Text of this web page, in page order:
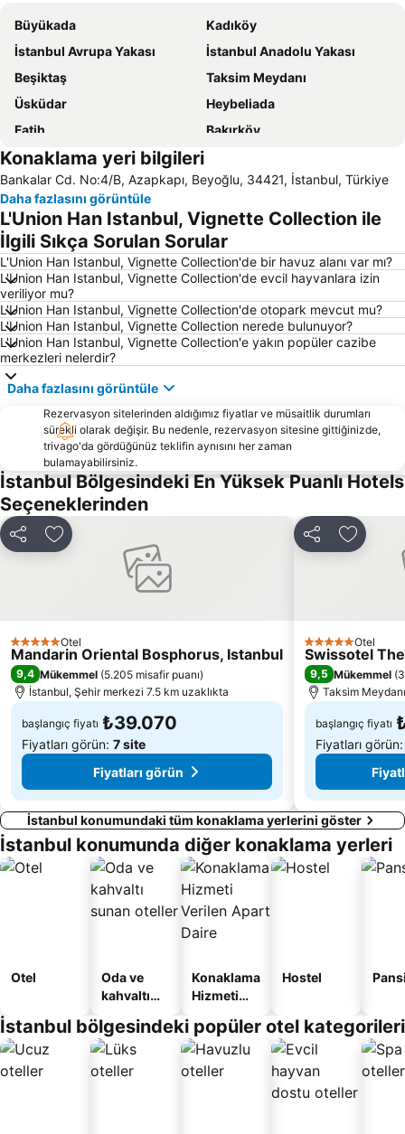
Büyükada
Kadıköy
İstanbul Avrupa Yakası
İstanbul Anadolu Yakası
Beşiktaş
Taksim Meydanı
Üsküdar
Heybeliada
Fatih
Bakırköy
Pendik
Sultanahmet
Maltepe
Sarıyer
Sabiha Gökçen Uluslararası Havalimanı
Eminönü
Kınalıada
Ümraniye
Beykoz
Zeytinburnu
Maslak
Kartal
Bayrampaşa
Küçükçekmece
Tuzla
Ortaköy
Yalova Termal Kaplıcaları
Sultanahmet Meydanı
Boğaziçi Köprüsü
Bahçelievler
Karaköy Limanı
Bostancı Metro İstasyonu
Istanbul Havalimanı
Kağıthane
Esenköy
Mecidiyeköy Metro İstasyonu
Galata Kulesi
Nişantaşı Alışveriş Caddeleri
Ataköy Marina
Başakşehir Fatih Terim Stadyumu
Konaklama yeri bilgileri
Bankalar Cd. No:4/B, Azapkapı, Beyoğlu, 34421, İstanbul, Türkiye
Daha fazlasını görüntüle
L'Union Han Istanbul, Vignette Collection ile
İlgili Sıkça Sorulan Sorular
L'Union Han Istanbul, Vignette Collection'de bir havuz alanı var mı?
L'Union Han Istanbul, Vignette Collection'de evcil hayvanlara izin
veriliyor mu?
L'Union Han Istanbul, Vignette Collection'de otopark mevcut mu?
L'Union Han Istanbul, Vignette Collection nerede bulunuyor?
L'Union Han Istanbul, Vignette Collection'e yakın popüler cazibe
merkezleri nelerdir?
Daha fazlasını görüntüle
Rezervasyon sitelerinden aldığımız fiyatlar ve müsaitlik durumları
sürekli olarak değişir. Bu nedenle, rezervasyon sitesine gittiğinizde,
trivago'da gördüğünüz teklifin aynısını her zaman
bulamayabilirsiniz.
İstanbul Bölgesindeki En Yüksek Puanlı Hotels
Seçeneklerinden
Paylaş Favorilerime ekle
5 Yıldız Otel
Mandarin Oriental Bosphorus, Istanbul
9,4 Mükemmel (5.205 misafir puanı)
İstanbul, Şehir merkezi 7.5 km uzaklıkta
başlangıç fiyatı ₺39.070
Fiyatları görün: 7 site
Fiyatları görün
Paylaş
5 Yıldız Otel
Swissotel
9,5 Mükemmel (
Taksim
başlangıç fiyatı
Fiyatları
İstanbul konumundaki tüm konaklama yerlerini göster
İstanbul konumunda diğer konaklama yerleri
Otel
Oda ve
kahvaltı
oteller
Konaklama
Hizmeti
Apart
Daire
Hostel
İstanbul bölgesindeki popüler otel kategorileri